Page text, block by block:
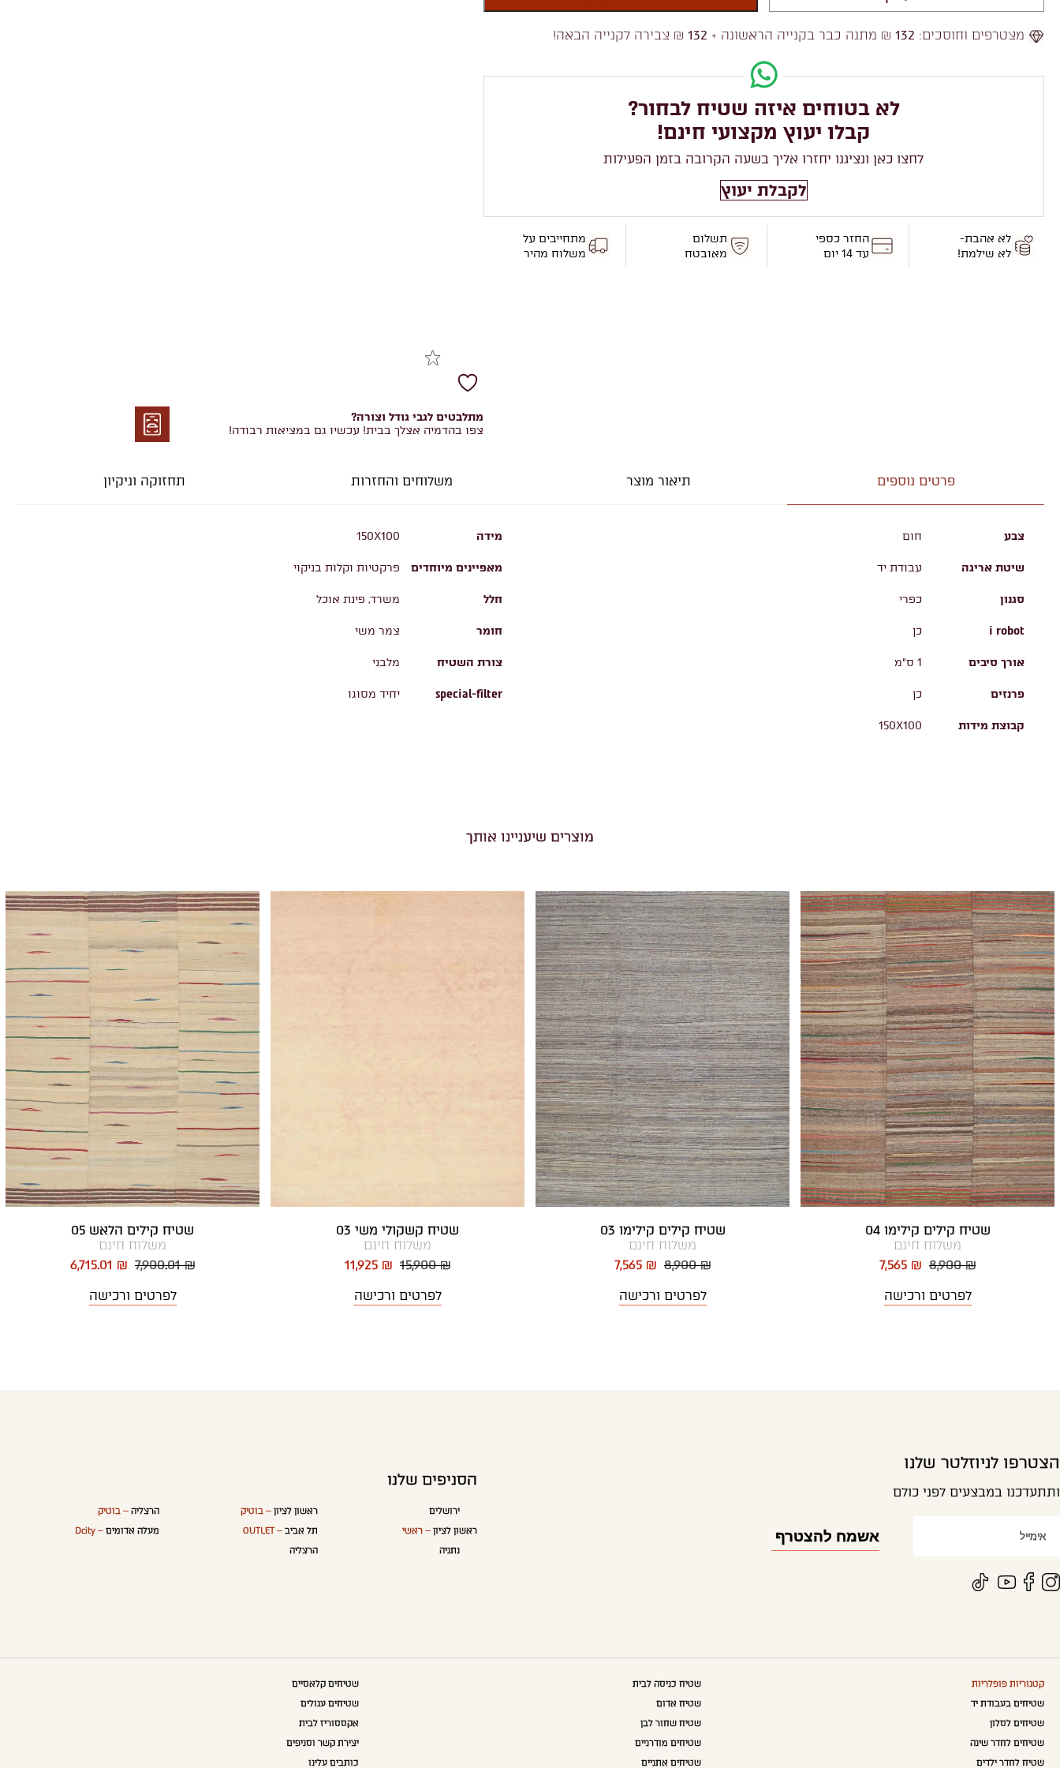
מצטרפים וחוסכים: 132 ₪ מתנה כבר בקנייה הראשונה + 132 ₪ צבירה לקנייה הבאה!
לא בטוחים איזה שטיח לבחור?
קבלו יעוץ מקצועי חינם!
לחצו כאן ונציגנו יחזרו אליך בשעה הקרובה בזמן הפעילות
לקבלת יעוץ
לא אהבת-
לא שילמת!
החזר כספי
עד 14 יום
תשלום
מאובטח
מתחייבים על
משלוח מהיר
מתלבטים לגבי גודל וצורה?
צפו בהדמיה אצלך בבית! עכשיו גם במציאות רבודה!
פרטים נוספים תיאור מוצר משלוחים והחזרות תחזוקה וניקיון
צבע חום מידה 150X100
שיטת אריגה עבודת יד מאפיינים מיוחדים פרקטיות וקלות בניקוי
סגנון כפרי חלל משרד, פינת אוכל
i robot כן חומר צמר משי
אורך סיבים 1 ס"מ צורת השטיח מלבני
פרנזים כן special-filter יחיד מסוגו
קבוצת מידות 150X100
מוצרים שיעניינו אותך
שטיח קילים קילימו 04
משלוח חינם
8,900 ₪
7,565 ₪
לפרטים ורכישה
שטיח קילים קילימו 03
משלוח חינם
8,900 ₪
7,565 ₪
לפרטים ורכישה
שטיח קשקולי משי 03
משלוח חינם
15,900 ₪
11,925 ₪
לפרטים ורכישה
שטיח קילים הלאש 05
משלוח חינם
7,900.01 ₪
6,715.01 ₪
לפרטים ורכישה
הצטרפו לניוזלטר שלנו
ותתעדכנו במבצעים לפני כולם
הסניפים שלנו
ירושלים
ראשון לציון – ראשי
נתניה
ראשון לציון– בוטיק
תל אביב– OUTLET
הרצליה
הרצליה– בוטיק
מעלה אדומים – Dcity
קטגוריות פופלריות
שטיחים בעבודת יד
שטיחים לסלון
שטיחים לחדר שינה
שטיח לחדר ילדים
שטיח כניסה לבית
שטיח אדום
שטיח שחור לבן
שטיחים מודרניים
שטיחים אתניים
שטיחים קלאסיים
שטיחים עגולים
אקססוריז לבית
יצירת קשר וסניפים
כותבים עלינו